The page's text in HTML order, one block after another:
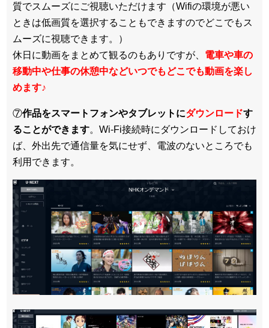
質でスムーズにご視聴いただけます（Wifiの環境が悪い
ときは低画質を選択することもできますのでどこでもス
ムーズに視聴できます。）
休日に動画をまとめて観るのもありですが、 電車や車の
移動中や仕事の休憩中などいつでもどこでも動画を楽し
めます♪
⑦作品をスマートフォンやタブレットにダウンロードす
ることができます。Wi-Fi接続時にダウンロードしておけ
ば、外出先で通信量を気にせず、電波のないところでも
利用できます。